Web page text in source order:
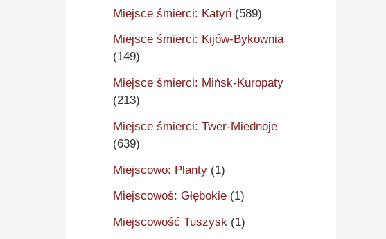
Miejsce śmierci: Katyń (589)
Miejsce śmierci: Kijów-Bykownia
(149)
Miejsce śmierci: Mińsk-Kuropaty
(213)
Miejsce śmierci: Twer-Miednoje
(639)
Miejscowo: Planty (1)
Miejscowoś: Głębokie (1)
Miejscowość Tuszysk (1)